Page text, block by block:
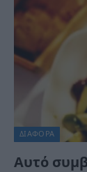
ΔΙΆΦΟΡΑ
Αυτό